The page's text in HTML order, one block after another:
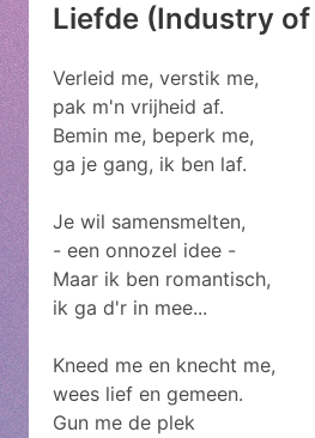
Liefde (Industry of
Verleid me, verstik me,
pak m'n vrijheid af.
Bemin me, beperk me,
ga je gang, ik ben laf.
Je wil samensmelten,
- een onnozel idee -
Maar ik ben romantisch,
ik ga d'r in mee...
Kneed me en knecht me,
wees lief en gemeen.
Gun me de plek